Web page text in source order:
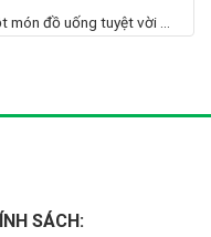
đồ uống tuyệt vời ...
SÁCH: